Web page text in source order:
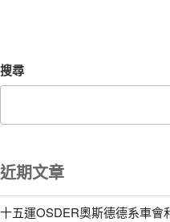
搜尋
近期文章
十五運OSDER奧斯德德系車會